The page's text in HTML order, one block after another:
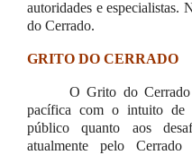
autoridades e especialistas.
do Cerrado.
GRITO DO CERRADO
O Grito do Cerrado
pacífica com o intuito de
público quanto aos
atualmente pelo